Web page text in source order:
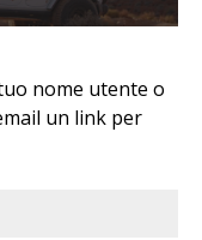
nome utente o
un link per